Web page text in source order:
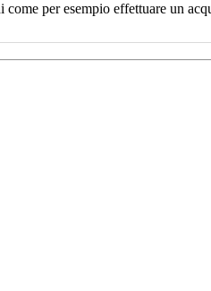
per esempio effettuare un